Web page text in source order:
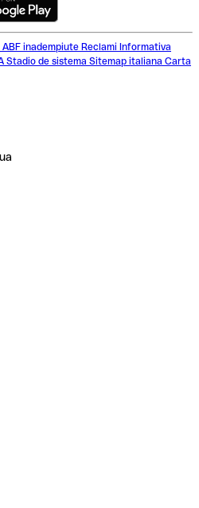
ABF inadempiute Reclami Informativa
Stadio de sistema Sitemap italiana Carta